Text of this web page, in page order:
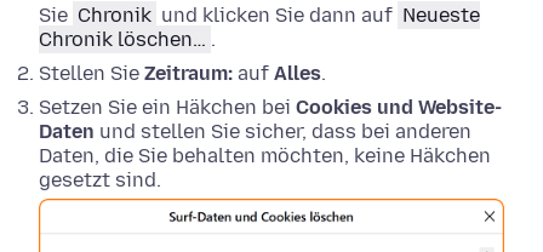
Sie Chronik und klicken Sie dann auf Neueste
Chronik löschen… .
Stellen Sie Zeitraum: auf Alles.
Setzen Sie ein Häkchen bei Cookies und Website-
Daten und stellen Sie sicher, dass bei anderen
Daten, die Sie behalten möchten, keine Häkchen
gesetzt sind.